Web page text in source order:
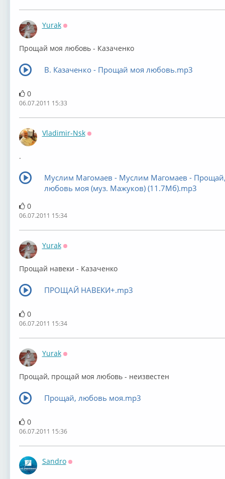
Yurak
Прощай моя любовь - Казаченко
В. Казаченко - Прощай моя любовь.mp3
0
06.07.2011 15:33
Vladimir-Nsk
.
Муслим Магомаев - Муслим Магомаев -
любовь моя (муз. Мажуков) (11.7Мб).mp3
0
06.07.2011 15:34
Yurak
Прощай навеки - Казаченко
ПРОЩАЙ НАВЕКИ+.mp3
0
06.07.2011 15:34
Yurak
Прощай, прощай моя любовь - неизвестен
Прощай, любовь моя.mp3
0
06.07.2011 15:36
Sandro